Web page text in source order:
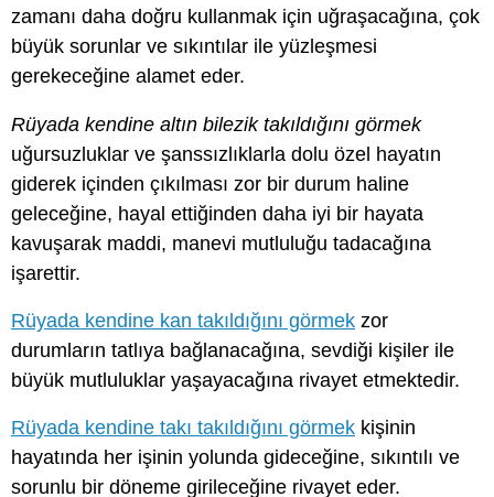
zamanı daha doğru kullanmak için uğraşacağına, çok
büyük sorunlar ve sıkıntılar ile yüzleşmesi
gerekeceğine alamet eder.
Rüyada kendine altın bilezik takıldığını görmek
uğursuzluklar ve şanssızlıklarla dolu özel hayatın
giderek içinden çıkılması zor bir durum haline
geleceğine, hayal ettiğinden daha iyi bir hayata
kavuşarak maddi, manevi mutluluğu tadacağına
işarettir.
Rüyada kendine kan takıldığını görmek zor
durumların tatlıya bağlanacağına, sevdiği kişiler ile
büyük mutluluklar yaşayacağına rivayet etmektedir.
Rüyada kendine takı takıldığını görmek kişinin
hayatında her işinin yolunda gideceğine, sıkıntılı ve
sorunlu bir döneme girileceğine rivayet eder.